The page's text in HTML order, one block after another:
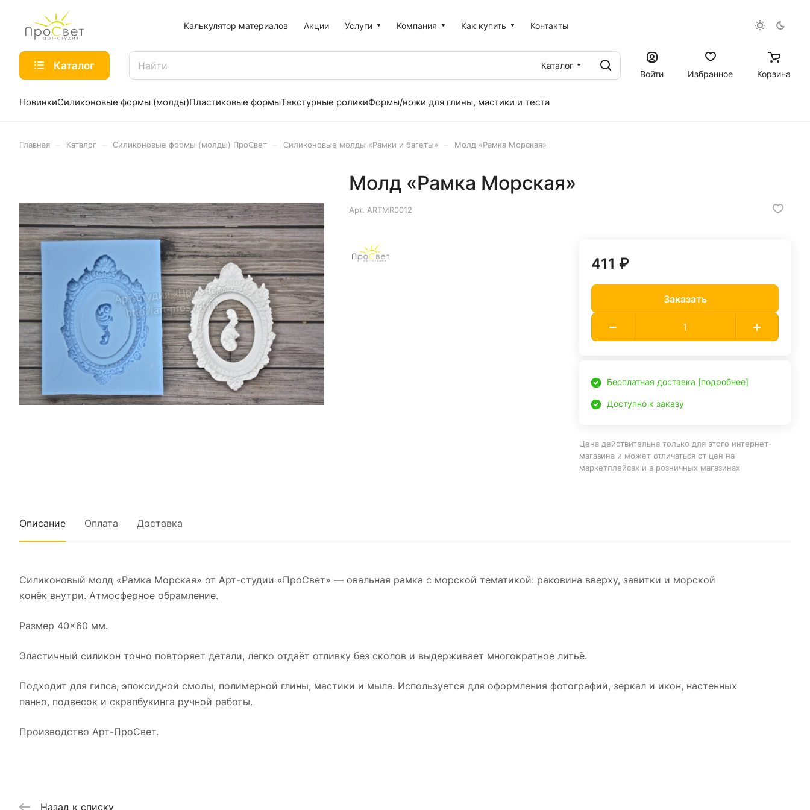
Калькулятор материалов Акции Услуги Компания Как купить Контакты
Каталог
Каталог
Войти
Избранное Корзина
НовинкиСиликоновые формы (молды)Пластиковые формыТекстурные роликиФормы/ножи для глины, мастики и теста
Главная Каталог Силиконовые формы (молды) ПроСвет Силиконовые молды «Рамки и багеты» Молд «Рамка Морская»
Молд «Рамка Морская»
Арт. ARTMR0012
411 ₽
Заказать
Бесплатная доставка [подробнее]
Доступно к заказу
Цена действительна только для этого интернет-
магазина и может отличаться от цен на
маркетплейсах и в розничных магазинах
Описание Оплата Доставка
Силиконовый молд «Рамка Морская» от Арт-студии «ПроСвет» — овальная рамка с морской тематикой: раковина вверху, завитки и морской
конёк внутри. Атмосферное обрамление.
Размер 40×60 мм.
Эластичный силикон точно повторяет детали, легко отдаёт отливку без сколов и выдерживает многократное литьё.
Подходит для гипса, эпоксидной смолы, полимерной глины, мастики и мыла. Используется для оформления фотографий, зеркал и икон, настенных
панно, подвесок и скрапбукинга ручной работы.
Производство Арт-ПроСвет.
Назад к списку